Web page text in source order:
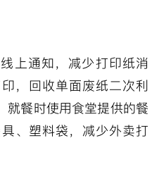
上通知，减少打印纸消
，回收单面废纸二次利
就餐时使用食堂提供的餐
、塑料袋，减少外卖打